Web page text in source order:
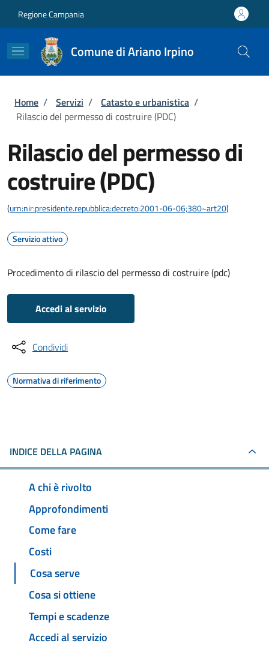
Regione Campania
Comune di Ariano Irpino
Briciole di pane
Home / Servizi / Catasto e urbanistica /
Rilascio del permesso di costruire (PDC)
Rilascio del permesso di
costruire (PDC)
(urn:nir:presidente.repubblica:decreto:2001-06-06;380~art20)
Servizio attivo
Procedimento di rilascio del permesso di costruire (pdc)
Accedi al servizio
Condividi
Normativa di riferimento
INDICE DELLA PAGINA
A chi è rivolto
Approfondimenti
Come fare
Costi
Cosa serve
Cosa si ottiene
Tempi e scadenze
Accedi al servizio